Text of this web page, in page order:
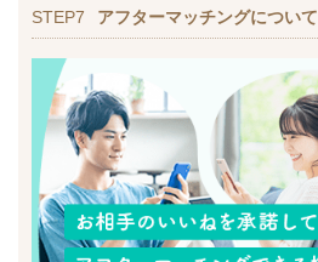
STEP7 アフターマッチングについて